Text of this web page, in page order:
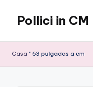
contenuto
Pollici in CM
Casa " 63 pulgadas a cm